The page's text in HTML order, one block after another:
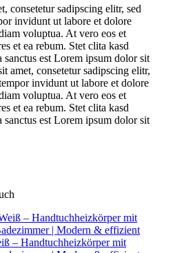
consetetur sadipscing elitr, sed
invidunt ut labore et dolore
voluptua. At vero eos et
et ea rebum. Stet clita kasd
sanctus est Lorem ipsum dolor sit
amet, consetetur sadipscing elitr,
invidunt ut labore et dolore
voluptua. At vero eos et
et ea rebum. Stet clita kasd
sanctus est Lorem ipsum dolor sit
– Handtuchheizkörper mit